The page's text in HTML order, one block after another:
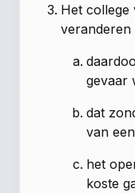
Het college
veranderen
gevaar
dat
van
het
koste